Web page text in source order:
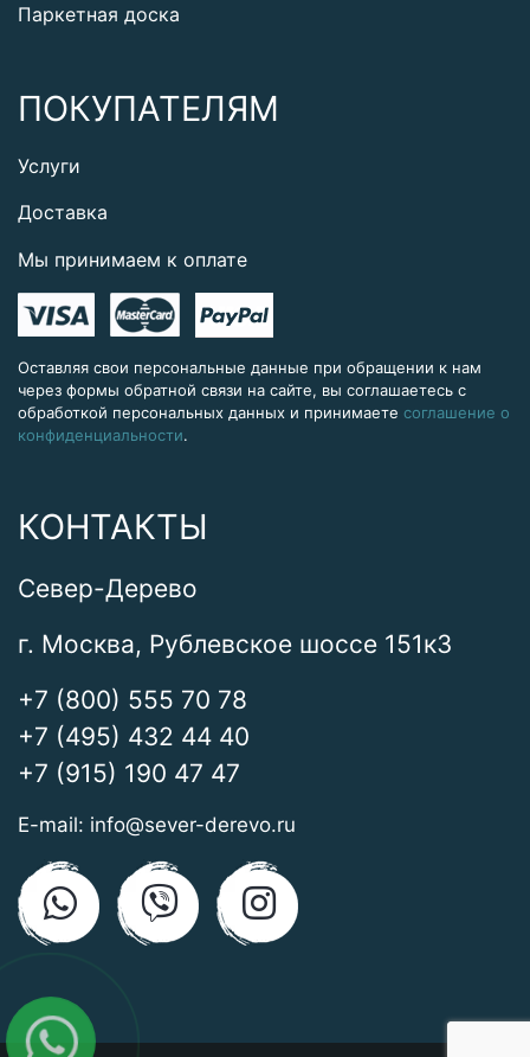
Паркетная доска
ПОКУПАТЕЛЯМ
Услуги
Доставка
Мы принимаем к оплате
Оставляя свои персональные данные при обращении к нам
через формы обратной связи на сайте, вы соглашаетесь с
обработкой персональных данных и принимаете соглашение о
конфиденциальности.
КОНТАКТЫ
Север-Дерево
г. Москва, Рублевское шоссе 151к3
+7 (800) 555 70 78
+7 (495) 432 44 40
+7 (915) 190 47 47
E-mail: info@sever-derevo.ru